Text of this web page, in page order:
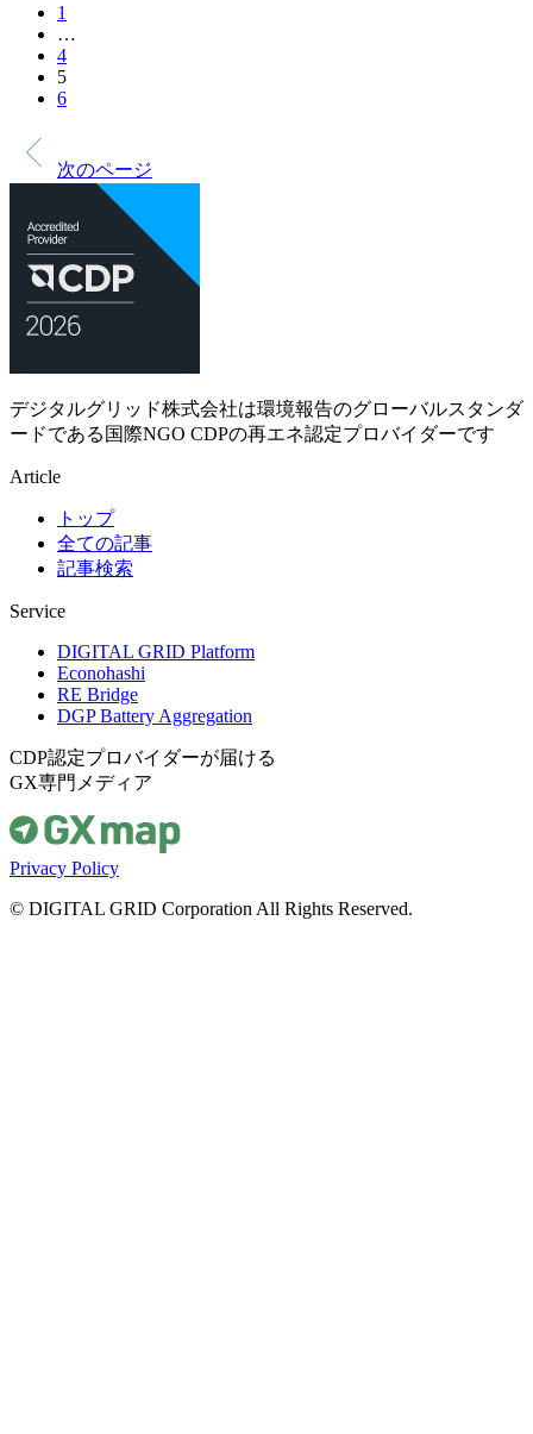
1
…
4
5
6
次のページ
デジタルグリッド株式会社は環境報告のグローバルスタンダ
ードである国際NGO CDPの再エネ認定プロバイダーです
Article
トップ
全ての記事
記事検索
Service
DIGITAL GRID Platform
Econohashi
RE Bridge
DGP Battery Aggregation
CDP認定プロバイダーが届ける
GX専門メディア
Privacy Policy
© DIGITAL GRID Corporation All Rights Reserved.